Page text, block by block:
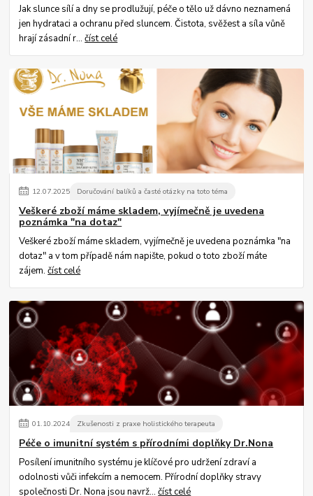
Jak slunce sílí a dny se prodlužují, péče o tělo už dávno neznamená
jen hydrataci a ochranu před sluncem. Čistota, svěžest a síla vůně
hrají zásadní r...číst celé
12.07.2025 Doručování balíků a časté otázky na toto téma
Veškeré zboží máme skladem, vyjímečně je uvedena
poznámka "na dotaz"
Veškeré zboží máme skladem, vyjímečně je uvedena poznámka "na
dotaz" a v tom případě nám napište, pokud o toto zboží máte
zájem.číst celé
01.10.2024 Zkušenosti z praxe holistického terapeuta
Péče o imunitní systém s přírodními doplňky Dr.Nona
Posílení imunitního systému je klíčové pro udržení zdraví a
odolnosti vůči infekcím a nemocem. Přírodní doplňky stravy
společnosti Dr. Nona jsou navrž...číst celé